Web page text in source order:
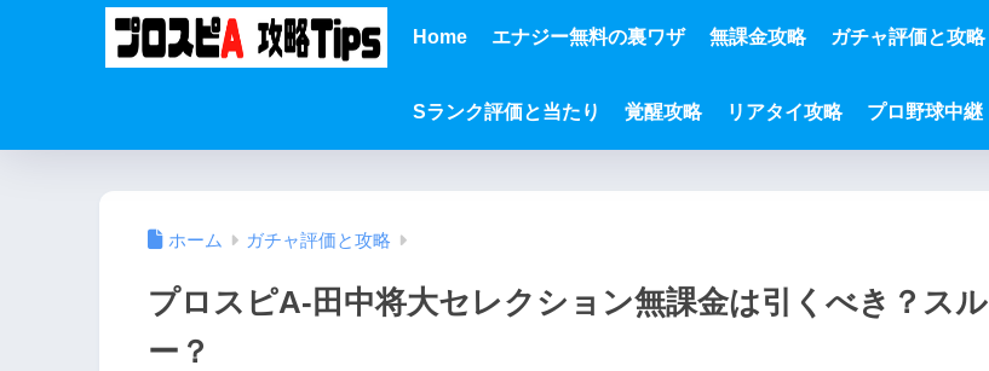
Home エナジー無料の裏ワザ 無課金攻略 ガチャ評価と攻略
Sランク評価と当たり 覚醒攻略 リアタイ攻略 プロ野球中継
ホーム ガチャ評価と攻略
プロスピA-田中将大セレクション無課金は引くべき？スル
ー？